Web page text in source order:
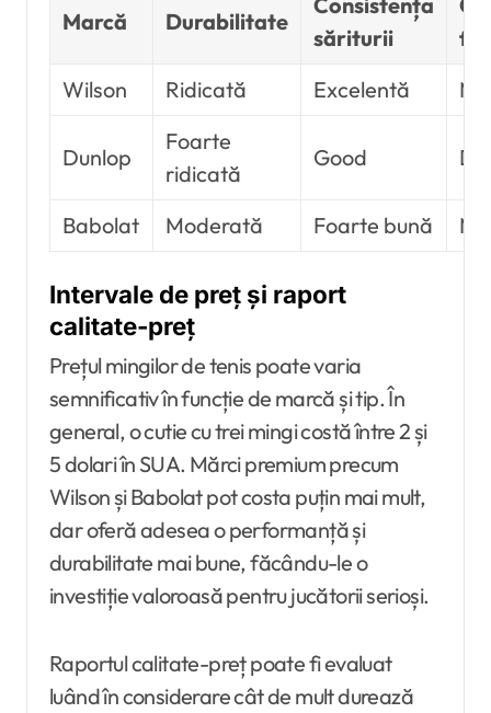
Marcă Durabilitate
săriturii
Wilson
Ridicată Excelentă
Dunlop
Foarte
ridicată
Good
Babolat Moderată Foarte bună
Intervale de preț și raport
calitate-preț
Prețul mingilor de tenis poate varia
semnificativ în funcție de marcă și tip. În
general, o cutie cu trei mingi costă între 2 și
5 dolari în SUA. Mărci premium precum
Wilson și Babolat pot costa puțin mai mult,
dar oferă adesea o performanță și
durabilitate mai bune, făcându-le o
investiție valoroasă pentru jucătorii serioși.
Raportul calitate-preț poate fi evaluat
luând în considerare cât de mult durează